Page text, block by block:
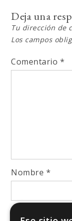
Deja una
Tu dirección de
Los campos
Comentario *
Nombre *
Correo